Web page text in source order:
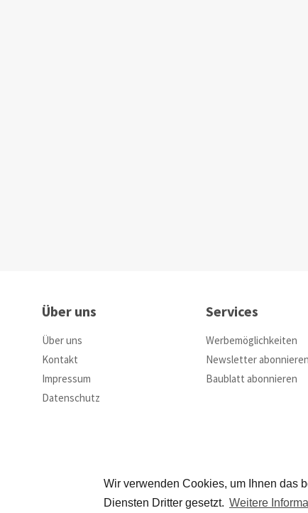
Wir verwenden Cookies, um Ihnen das
Diensten Dritter gesetzt. Weitere
Über uns
Über uns
Kontakt
Impressum
Datenschutz
Services
Werbemöglichkeiten
Newsletter abonnieren
Baublatt abonnieren